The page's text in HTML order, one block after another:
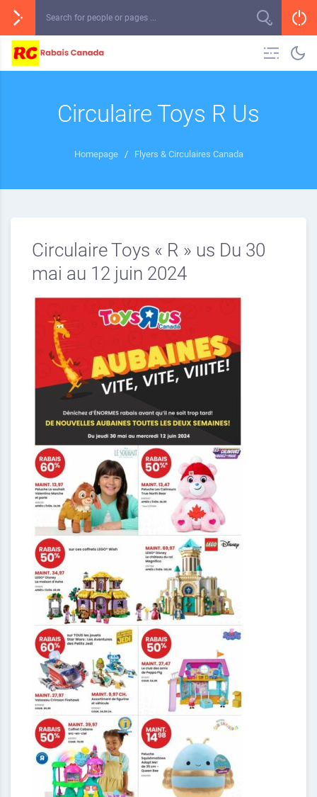
Circulaire Toys R Us
Homepage / Flyers & Circulaires Canada
Circulaire Toys « R » us Du 30
mai au 12 juin 2024